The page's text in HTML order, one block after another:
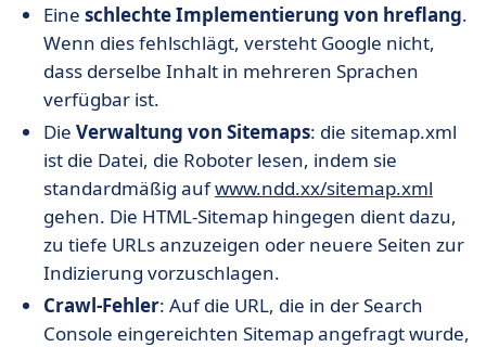
Eine schlechte Implementierung von hreflang.
Wenn dies fehlschlägt, versteht Google nicht,
dass derselbe Inhalt in mehreren Sprachen
verfügbar ist.
Die Verwaltung von Sitemaps: die sitemap.xml
ist die Datei, die Roboter lesen, indem sie
standardmäßig aufwww.ndd.xx/sitemap.xml
gehen. Die HTML-Sitemap hingegen dient dazu,
zu tiefe URLs anzuzeigen oder neuere Seiten zur
Indizierung vorzuschlagen.
Crawl-Fehler: Auf die URL, die in der Search
Console eingereichten Sitemap angefragt wurde,